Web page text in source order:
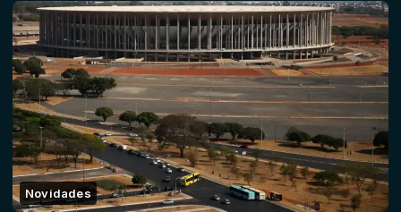
Novidades